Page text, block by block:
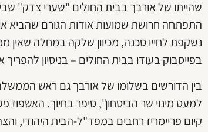
שהייתו של אורבך בבית החולים "שערי צדק"
התפתחה חרושת שמועות אודות הגורם שהביא
נשקפת לחייו סכנה, מכיוון שלקה במחלה
בפייסבוק בעודו בבית החולים – בניסיון להפריך
בין הדורשים בשלומו של אורבך גם ראש
למעט מינוי שר הביטחון", סיפר בחיוך. האשפוז
קיום פריימריז רחבים במפד"ל-הבית היהודי,